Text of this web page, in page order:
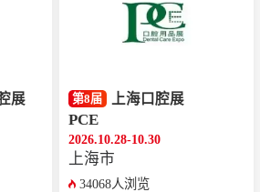
展 第8届 上海口腔展
PCE
2026.10.28-10.30
上海市
34068人浏览